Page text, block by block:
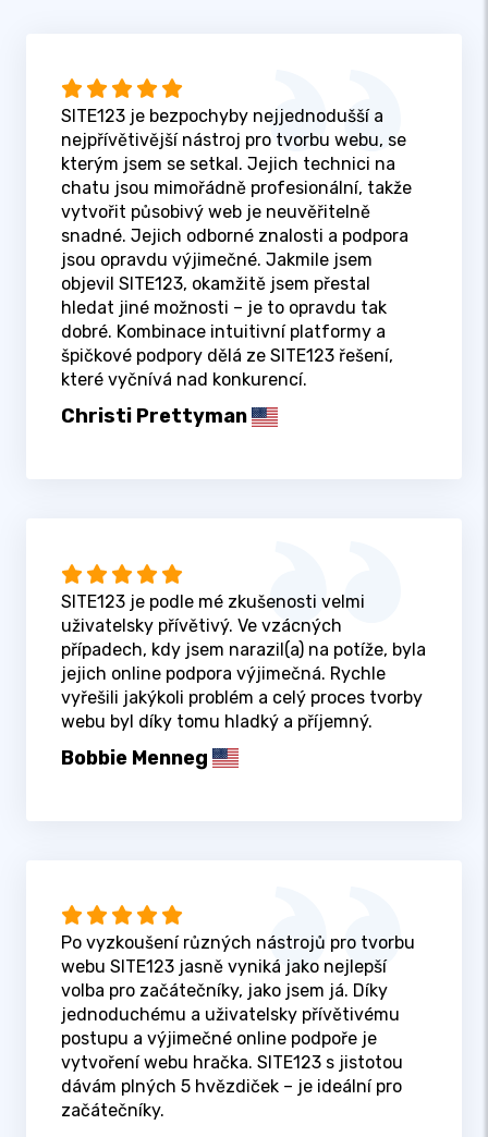
SITE123 je bezpochyby nejjednodušší a
nejpřívětivější nástroj pro tvorbu webu, se
kterým jsem se setkal. Jejich technici na
chatu jsou mimořádně profesionální, takže
vytvořit působivý web je neuvěřitelně
snadné. Jejich odborné znalosti a podpora
jsou opravdu výjimečné. Jakmile jsem
objevil SITE123, okamžitě jsem přestal
hledat jiné možnosti – je to opravdu tak
dobré. Kombinace intuitivní platformy a
špičkové podpory dělá ze SITE123 řešení,
které vyčnívá nad konkurencí.
Christi Prettyman
SITE123 je podle mé zkušenosti velmi
uživatelsky přívětivý. Ve vzácných
případech, kdy jsem narazil(a) na potíže, byla
jejich online podpora výjimečná. Rychle
vyřešili jakýkoli problém a celý proces tvorby
webu byl díky tomu hladký a příjemný.
Bobbie Menneg
Po vyzkoušení různých nástrojů pro tvorbu
webu SITE123 jasně vyniká jako nejlepší
volba pro začátečníky, jako jsem já. Díky
jednoduchému a uživatelsky přívětivému
postupu a výjimečné online podpoře je
vytvoření webu hračka. SITE123 s jistotou
dávám plných 5 hvězdiček – je ideální pro
začátečníky.